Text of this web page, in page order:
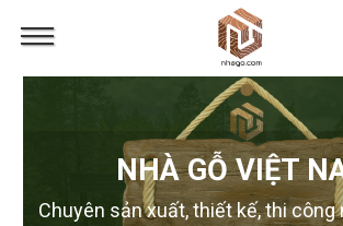
NHÀ GỖ VIỆT
Chuyên sản xuất, thiết kế, thi công